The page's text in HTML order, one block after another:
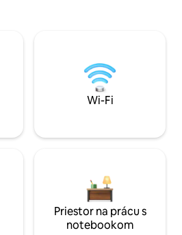
Wi-Fi
Priestor na prácu s
notebookom